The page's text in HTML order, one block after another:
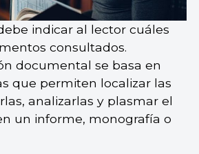
indicar al lector cuáles
consultados.
documental se basa en
que permiten localizar las
analizarlas y plasmar el
un informe, monografía o